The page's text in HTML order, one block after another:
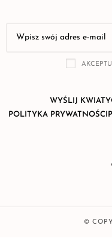
WYŚLIJ KWIATY
POLITYKA PRYWATNOŚCI
©